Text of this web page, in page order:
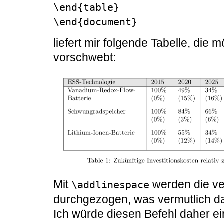
\end{table}
\end{document}
liefert mir folgende Tabelle, die
vorschwebt:
Mit \addlinespace werden die
durchgezogen, was vermutlich
Ich würde diesen Befehl daher